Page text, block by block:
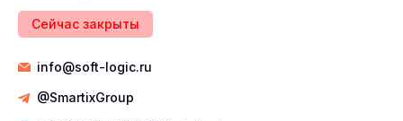
Сейчас закрыты
info@soft-logic.ru
@SmartixGroup